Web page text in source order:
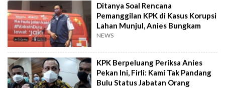
Ditanya Soal Rencana
Pemanggilan KPK di Kasus Korupsi
Lahan Munjul, Anies Bungkam
NEWS
KPK Berpeluang Periksa Anies
Pekan Ini, Firli: Kami Tak Pandang
Bulu Status Jabatan Orang